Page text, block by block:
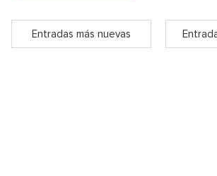
Entradas más nuevas